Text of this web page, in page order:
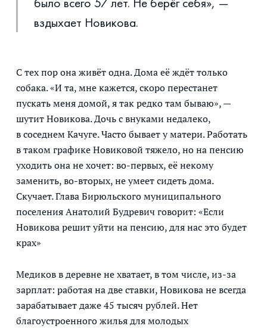
вздыхает Новикова.
С тех пор она живёт одна. Дома её ждёт только
собака. «И та, мне кажется, скоро перестанет
пускать меня домой, я так редко там бываю», —
шутит Новикова. Дочь с внуками недалеко,
в соседнем Качуге. Часто бывает у матери. Работать
в таком графике Новиковой тяжело, но на пенсию
уходить она не хочет: во-первых, её некому
заменить, во-вторых, не умеет сидеть дома.
Скучает. Глава Бирюльского муниципального
поселения Анатолий Будревич говорит: «Если
Новикова решит уйти на пенсию, для нас это будет
крах»
Медиков в деревне не хватает, в том числе, из-за
зарплат: работая на две ставки, Новикова не всегда
зарабатывает даже 45 тысяч рублей. Нет
благоустроенного жилья для молодых